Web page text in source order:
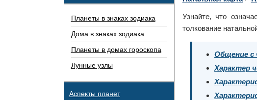
Узнайте, что
толкование
Общение с
Характер
Планеты в знаках зодиака
Дома в знаках зодиака
Планеты в домах гороскопа
Лунные узлы
Аспекты планет